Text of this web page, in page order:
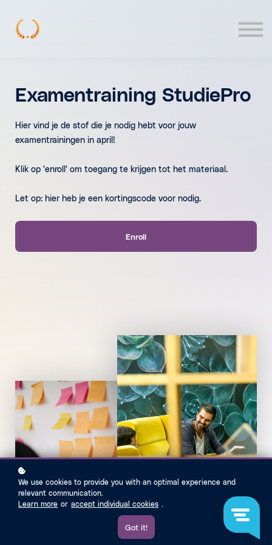
Examentraining StudiePro
Hier vind je de stof die je nodig hebt voor jouw
examentrainingen in april!
Klik op 'enroll' om toegang te krijgen tot het materiaal.
Let op: hier heb je een kortingscode voor nodig.
Enroll
We use cookies to provide you with an optimal experience and
relevant communication.
Learn more or accept individual cookies .
Got it!